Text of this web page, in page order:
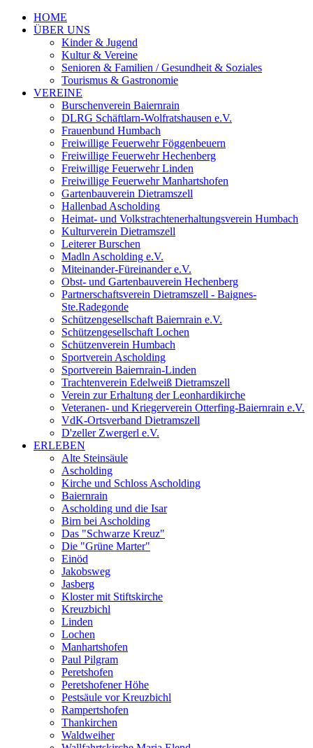
HOME
ÜBER UNS
Kinder & Jugend
Kultur & Vereine
Senioren & Familien / Gesundheit & Soziales
Tourismus & Gastronomie
VEREINE
Burschenverein Baiernrain
DLRG Schäftlarn-Wolfratshausen e.V.
Frauenbund Humbach
Freiwillige Feuerwehr Föggenbeuern
Freiwillige Feuerwehr Hechenberg
Freiwillige Feuerwehr Linden
Freiwillige Feuerwehr Manhartshofen
Gartenbauverein Dietramszell
Hallenbad Ascholding
Heimat- und Volkstrachtenerhaltungsverein Humbach
Kulturverein Dietramszell
Leiterer Burschen
Madln Ascholding e.V.
Miteinander-Füreinander e.V.
Obst- und Gartenbauverein Hechenberg
Partnerschaftsverein Dietramszell - Baignes-
Ste.Radegonde
Schützengesellschaft Baiernrain e.V.
Schützengesellschaft Lochen
Schützenverein Humbach
Sportverein Ascholding
Sportverein Baiernrain-Linden
Trachtenverein Edelweiß Dietramszell
Verein zur Erhaltung der Leonhardikirche
Veteranen- und Kriegerverein Otterfing-Baiernrain e.V.
VdK-Ortsverband Dietramszell
D'zeller Zwergerl e.V.
ERLEBEN
Alte Steinsäule
Ascholding
Kirche und Schloss Ascholding
Baiernrain
Ascholding und die Isar
Birn bei Ascholding
Das "Schwarze Kreuz"
Die "Grüne Marter"
Einöd
Jakobsweg
Jasberg
Kloster mit Stiftskirche
Kreuzbichl
Linden
Lochen
Manhartshofen
Paul Pilgram
Peretshofen
Peretshofener Höhe
Pestsäule vor Kreuzbichl
Rampertshofen
Thankirchen
Waldweiher